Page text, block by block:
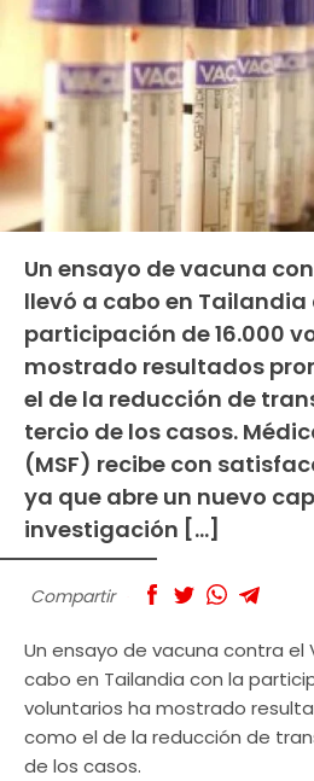
Un ensayo de vacuna
llevó a cabo en Tailandia
participación de 16.000
mostrado resultados
el de la reducción de
tercio de los casos.
(MSF) recibe con
ya que abre un nuevo
investigación […]
Compartir
Un ensayo de vacuna contra el
cabo en Tailandia con la
voluntarios ha mostrado
como el de la reducción de
de los casos.